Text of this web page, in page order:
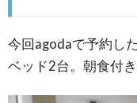
今回agodaで予約し
ベッド2台。朝食付